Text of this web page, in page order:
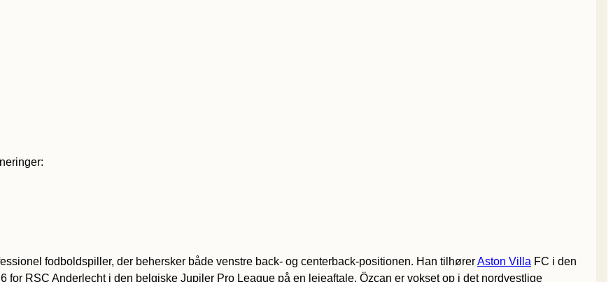
fodboldspiller, der behersker både venstre back- og centerback-positionen. Han tilhørerAston Villa FC i den
RSC Anderlecht i den belgiske Jupiler Pro League på en lejeaftale. Özcan er vokset op i det nordvestlige